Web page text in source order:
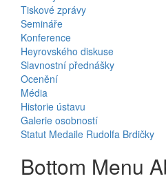
Tiskové zprávy
Semináře
Konference
Heyrovského diskuse
Slavnostní přednášky
Ocenění
Média
Historie ústavu
Galerie osobností
Statut Medaile Rudolfa Brdičky
Bottom Menu